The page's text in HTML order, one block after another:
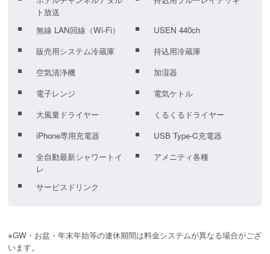
ト放送
無線 LAN回線（Wi-Fi）
USEN 440ch
販売用システム冷蔵庫
持込用冷蔵庫
空気清浄機
加湿器
電子レンジ
電気ケトル
大風量ドライヤー
くるくるドライヤー
iPhone専用充電器
USB Type-C充電器
全自動最新シャワートイ
レ
アメニティ各種
サービスドリンク
※GW・お盆・年末年始等の連休期間は料金システムが異なる場合がござ
います。